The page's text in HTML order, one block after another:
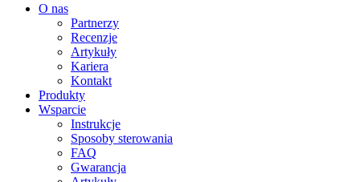
O nas
Partnerzy
Recenzje
Artykuły
Kariera
Kontakt
Produkty
Wsparcie
Instrukcje
Sposoby sterowania
FAQ
Gwarancja